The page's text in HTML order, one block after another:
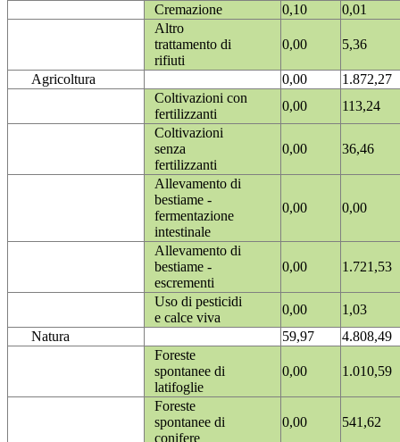
Cremazione 0,10
0,01
Altro
trattamento di
rifiuti
0,00 5,36
Agricoltura 0,00
1.872,27
Coltivazioni con
fertilizzanti
0,00
113,24
Coltivazioni
senza
fertilizzanti
0,00 36,46
Allevamento di
bestiame -
fermentazione
intestinale
0,00 0,00
Allevamento di
bestiame -
escrementi
0,00 1.721,53
Uso di pesticidi
e calce viva
0,00
1,03
Natura
59,97
4.808,49
Foreste
spontanee di
latifoglie
0,00 1.010,59
Foreste
spontanee di
conifere
0,00 541,62